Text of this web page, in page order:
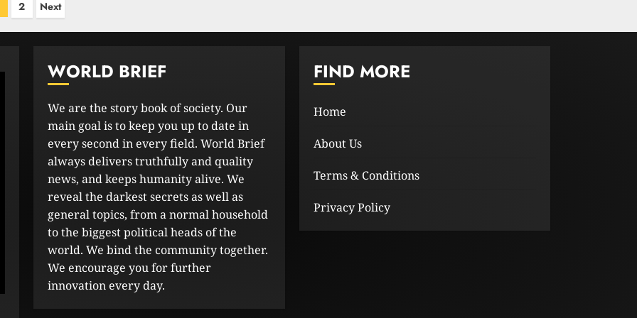
2 Next
WORLD BRIEF
We are the story book of society. Our
main goal is to keep you up to date in
every second in every field. World Brief
always delivers truthfully and quality
news, and keeps humanity alive. We
reveal the darkest secrets as well as
general topics, from a normal household
to the biggest political heads of the
world. We bind the community together.
We encourage you for further
innovation every day.
FIND MORE
Home
About Us
Terms & Conditions
Privacy Policy